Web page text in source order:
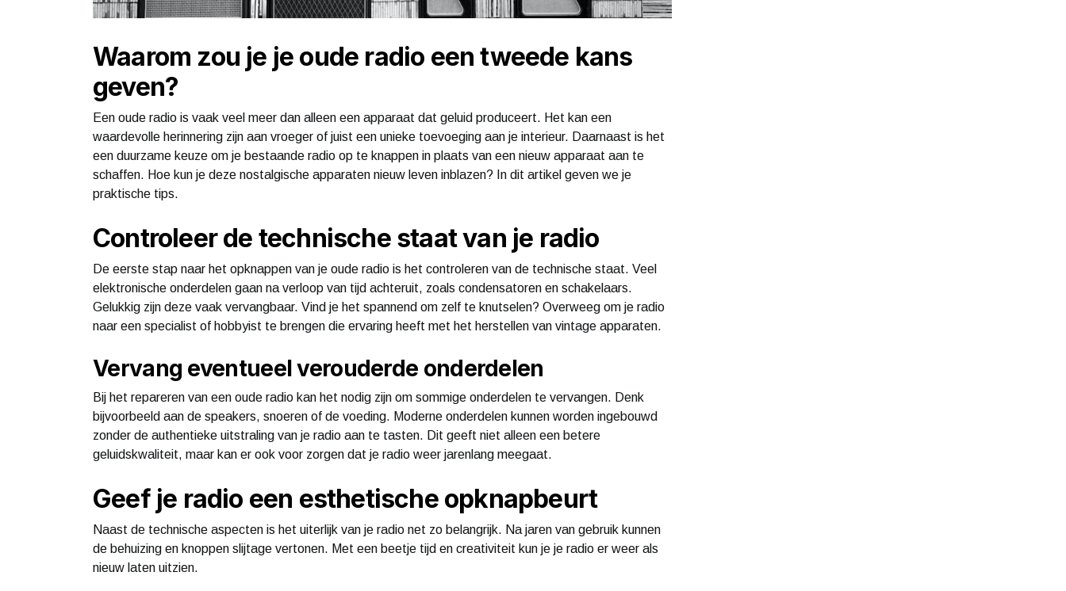
Waarom zou je je oude radio een tweede kans
geven?
Een oude radio is vaak veel meer dan alleen een apparaat dat geluid produceert. Het kan een
waardevolle herinnering zijn aan vroeger of juist een unieke toevoeging aan je interieur. Daarnaast is het
een duurzame keuze om je bestaande radio op te knappen in plaats van een nieuw apparaat aan te
schaffen. Hoe kun je deze nostalgische apparaten nieuw leven inblazen? In dit artikel geven we je
praktische tips.
Controleer de technische staat van je radio
De eerste stap naar het opknappen van je oude radio is het controleren van de technische staat. Veel
elektronische onderdelen gaan na verloop van tijd achteruit, zoals condensatoren en schakelaars.
Gelukkig zijn deze vaak vervangbaar. Vind je het spannend om zelf te knutselen? Overweeg om je radio
naar een specialist of hobbyist te brengen die ervaring heeft met het herstellen van vintage apparaten.
Vervang eventueel verouderde onderdelen
Bij het repareren van een oude radio kan het nodig zijn om sommige onderdelen te vervangen. Denk
bijvoorbeeld aan de speakers, snoeren of de voeding. Moderne onderdelen kunnen worden ingebouwd
zonder de authentieke uitstraling van je radio aan te tasten. Dit geeft niet alleen een betere
geluidskwaliteit, maar kan er ook voor zorgen dat je radio weer jarenlang meegaat.
Geef je radio een esthetische opknapbeurt
Naast de technische aspecten is het uiterlijk van je radio net zo belangrijk. Na jaren van gebruik kunnen
de behuizing en knoppen slijtage vertonen. Met een beetje tijd en creativiteit kun je je radio er weer als
nieuw laten uitzien.